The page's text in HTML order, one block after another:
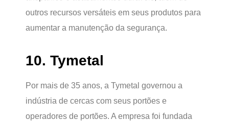
outros recursos versáteis em seus produtos para
aumentar a manutenção da segurança.
10. Tymetal
Por mais de 35 anos, a Tymetal governou a
indústria de cercas com seus portões e
operadores de portões. A empresa foi fundada